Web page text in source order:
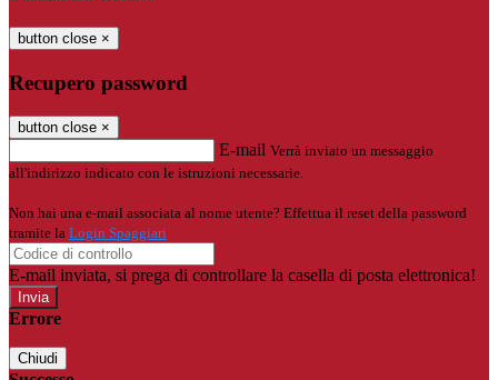
button close ×
Recupero password
button close ×
E-mail Verrà inviato un messaggio
all'indirizzo indicato con le istruzioni necessarie.
Non hai una e-mail associata al nome utente? Effettua il reset della password
tramite la Login Spaggiari
E-mail inviata, si prega di controllare la casella di posta elettronica!
Errore
Chiudi